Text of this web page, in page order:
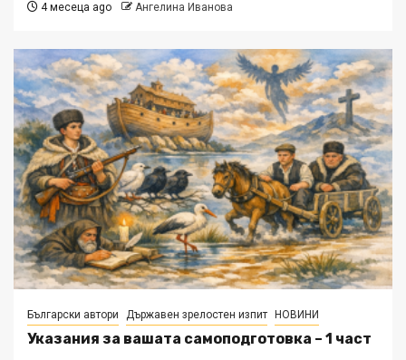
4 месеца ago Ангелина Иванова
Български автори Държавен зрелостен изпит НОВИНИ
Указания за вашата самоподготовка – 1 част